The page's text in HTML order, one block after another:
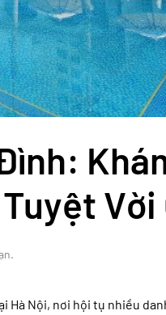
Vời
.
Nội, nơi hội tụ nhiều